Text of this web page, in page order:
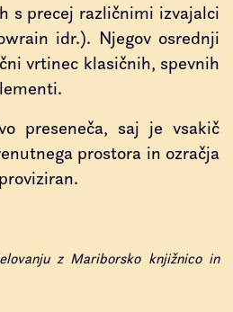
s precej različnimi izvajalci
idr.). Njegov osrednji
vrtinec klasičnih, spevnih
preseneča, saj je vsakič
prostora in ozračja
z Mariborsko knjižnico in